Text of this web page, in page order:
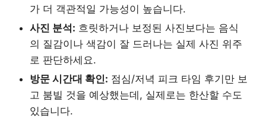
가 더 객관적일 가능성이 높습니다.
사진 분석: 흐릿하거나 보정된 사진보다는 음식
의 질감이나 색감이 잘 드러나는 실제 사진 위주
로 판단하세요.
방문 시간대 확인: 점심/저녁 피크 타임 후기만 보
고 붐빌 것을 예상했는데, 실제로는 한산할 수도
있습니다.